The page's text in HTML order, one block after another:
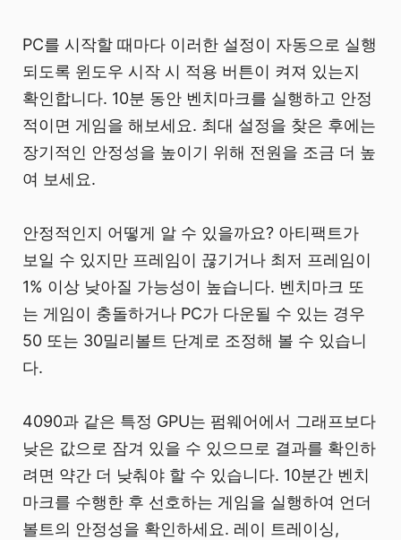
PC를 시작할 때마다 이러한 설정이 자동으로 실행
되도록 윈도우 시작 시 적용 버튼이 켜져 있는지
확인합니다. 10분 동안 벤치마크를 실행하고 안정
적이면 게임을 해보세요. 최대 설정을 찾은 후에는
장기적인 안정성을 높이기 위해 전원을 조금 더 높
여 보세요.
안정적인지 어떻게 알 수 있을까요? 아티팩트가
보일 수 있지만 프레임이 끊기거나 최저 프레임이
1% 이상 낮아질 가능성이 높습니다. 벤치마크 또
는 게임이 충돌하거나 PC가 다운될 수 있는 경우
50 또는 30밀리볼트 단계로 조정해 볼 수 있습니
다.
4090과 같은 특정 GPU는 펌웨어에서 그래프보다
낮은 값으로 잠겨 있을 수 있으므로 결과를 확인하
려면 약간 더 낮춰야 할 수 있습니다. 10분간 벤치
마크를 수행한 후 선호하는 게임을 실행하여 언더
볼트의 안정성을 확인하세요. 레이 트레이싱,